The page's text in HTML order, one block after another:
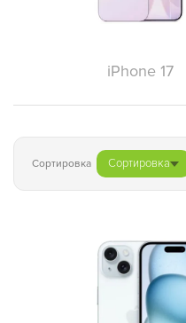
iPhone 17
Сортировка Сортировка